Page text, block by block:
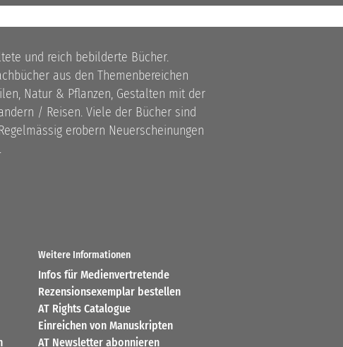
und reich bebilderte Bücher.
aus den Themenbereichen
Natur & Pflanzen, Gestalten mit der
/ Reisen. Viele der Bücher sind
erobern Neuerscheinungen
Weitere Informationen
Infos für Medienvertretende
Rezensionsexemplar bestellen
AT Rights Catalogue
Einreichen von Manuskripten
AT Newsletter abonnieren